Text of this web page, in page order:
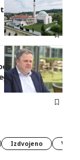
i džamije u
osvajanja
u
Izdvojeno